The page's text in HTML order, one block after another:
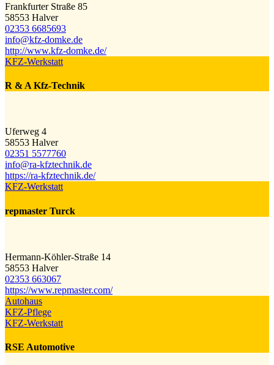
Frankfurter Straße 85
58553 Halver
02353 6685693
info@​kfz-domke.de
http://www.kfz-domke.de/
KFZ-Werkstatt
R & A Kfz-Technik
Uferweg 4
58553 Halver
02351 5577760
info@​ra-kfztechnik.de
https://ra-kfztechnik.de/
KFZ-Werkstatt
repmaster Turck
Hermann-Köhler-Straße 14
58553 Halver
02353 663067
https://www.repmaster.com/
Autohaus
KFZ-Pflege
KFZ-Werkstatt
RSE Automotive